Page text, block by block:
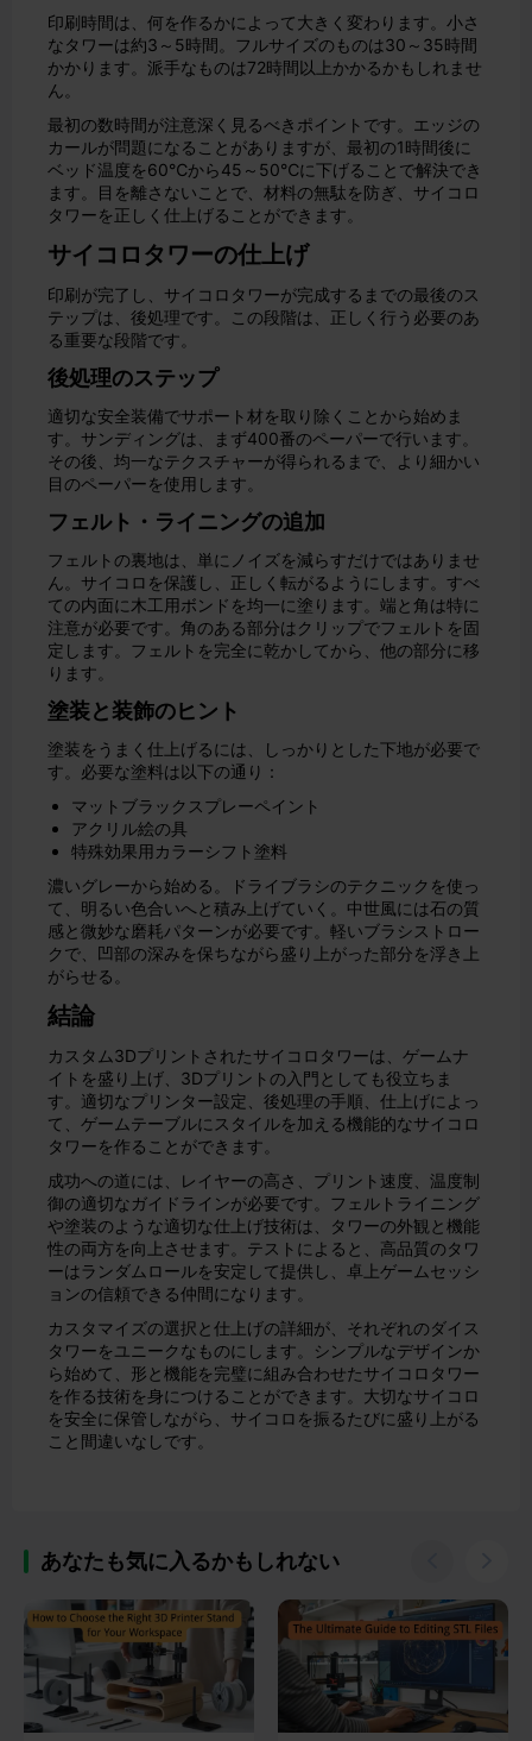
印刷時間は、何を作るかによって大きく変わります。小さ
なタワーは約3～5時間。フルサイズのものは30～35時間
かかります。派手なものは72時間以上かかるかもしれませ
ん。
最初の数時間が注意深く見るべきポイントです。エッジの
カールが問題になることがありますが、最初の1時間後に
ベッド温度を60℃から45～50℃に下げることで解決でき
ます。目を離さないことで、材料の無駄を防ぎ、サイコロ
タワーを正しく仕上げることができます。
サイコロタワーの仕上げ
印刷が完了し、サイコロタワーが完成するまでの最後のス
テップは、後処理です。この段階は、正しく行う必要のあ
る重要な段階です。
後処理のステップ
適切な安全装備でサポート材を取り除くことから始めま
す。サンディングは、まず400番のペーパーで行います。
その後、均一なテクスチャーが得られるまで、より細かい
目のペーパーを使用します。
フェルト・ライニングの追加
フェルトの裏地は、単にノイズを減らすだけではありませ
ん。サイコロを保護し、正しく転がるようにします。すべ
ての内面に木工用ボンドを均一に塗ります。端と角は特に
注意が必要です。角のある部分はクリップでフェルトを固
定します。フェルトを完全に乾かしてから、他の部分に移
ります。
塗装と装飾のヒント
塗装をうまく仕上げるには、しっかりとした下地が必要で
す。必要な塗料は以下の通り：
マットブラックスプレーペイント
アクリル絵の具
特殊効果用カラーシフト塗料
濃いグレーから始める。ドライブラシのテクニックを使っ
て、明るい色合いへと積み上げていく。中世風には石の質
感と微妙な磨耗パターンが必要です。軽いブラシストロー
クで、凹部の深みを保ちながら盛り上がった部分を浮き上
がらせる。
結論
カスタム3Dプリントされたサイコロタワーは、ゲームナ
イトを盛り上げ、3Dプリントの入門としても役立ちま
す。適切なプリンター設定、後処理の手順、仕上げによっ
て、ゲームテーブルにスタイルを加える機能的なサイコロ
タワーを作ることができます。
成功への道には、レイヤーの高さ、プリント速度、温度制
御の適切なガイドラインが必要です。フェルトライニング
や塗装のような適切な仕上げ技術は、タワーの外観と機能
性の両方を向上させます。テストによると、高品質のタワ
ーはランダムロールを安定して提供し、卓上ゲームセッシ
ョンの信頼できる仲間になります。
カスタマイズの選択と仕上げの詳細が、それぞれのダイス
タワーをユニークなものにします。シンプルなデザインか
ら始めて、形と機能を完璧に組み合わせたサイコロタワー
を作る技術を身につけることができます。大切なサイコロ
を安全に保管しながら、サイコロを振るたびに盛り上がる
こと間違いなしです。
あなたも気に入るかもしれない